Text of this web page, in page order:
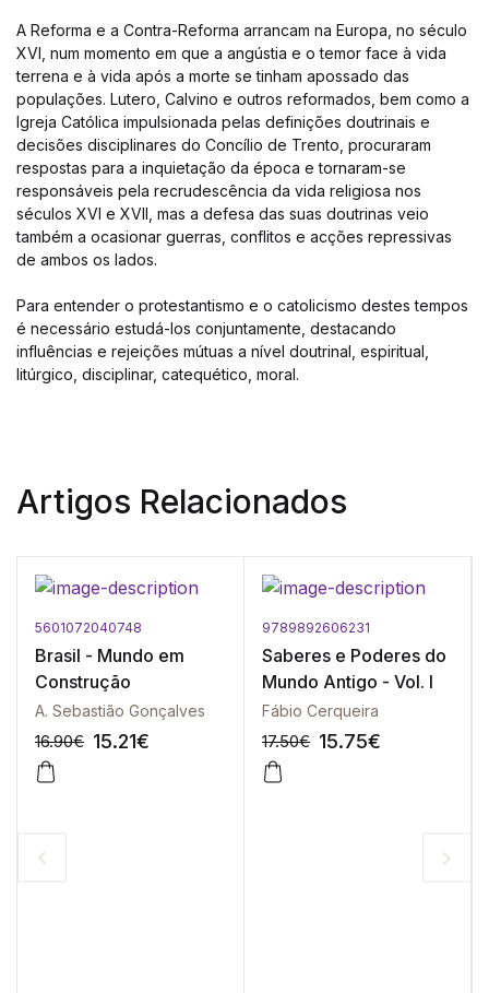
A Reforma e a Contra-Reforma arrancam na Europa, no século
XVI, num momento em que a angústia e o temor face à vida
terrena e à vida após a morte se tinham apossado das
populações. Lutero, Calvino e outros reformados, bem como a
Igreja Católica impulsionada pelas definições doutrinais e
decisões disciplinares do Concílio de Trento, procuraram
respostas para a inquietação da época e tornaram-se
responsáveis pela recrudescência da vida religiosa nos
séculos XVI e XVII, mas a defesa das suas doutrinas veio
também a ocasionar guerras, conflitos e acções repressivas
de ambos os lados.
Para entender o protestantismo e o catolicismo destes tempos
é necessário estudá-los conjuntamente, destacando
influências e rejeições mútuas a nível doutrinal, espiritual,
litúrgico, disciplinar, catequético, moral.
Artigos Relacionados
5601072040748
Brasil - Mundo em
Construção
A. Sebastião Gonçalves
16.90€ 15.21€
-10%
9789892606231
Saberes e Poderes do
Mundo Antigo - Vol. I
Fábio Cerqueira
17.50€ 15.75€